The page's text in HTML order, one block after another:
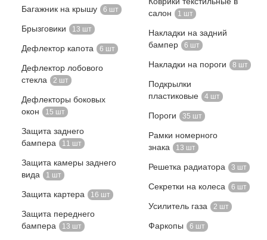
Багажник на крышу 6 шт
Брызговики 13 шт
Дефлектор капота 6 шт
Дефлектор лобового
стекла
2 шт
Дефлекторы боковых
окон
15 шт
Защита заднего
бампера
11 шт
Защита камеры заднего
вида
1 шт
Защита картера 16 шт
Защита переднего
бампера
13 шт
салон
1 шт
Накладки на задний
бампер
6 шт
Накладки на пороги 8 шт
Подкрылки
пластиковые
4 шт
Пороги 35 шт
Рамки номерного
знака
13 шт
Решетка радиатора 3 шт
Секретки на колеса 6 шт
Усилитель газа 2 шт
Фаркопы 6 шт